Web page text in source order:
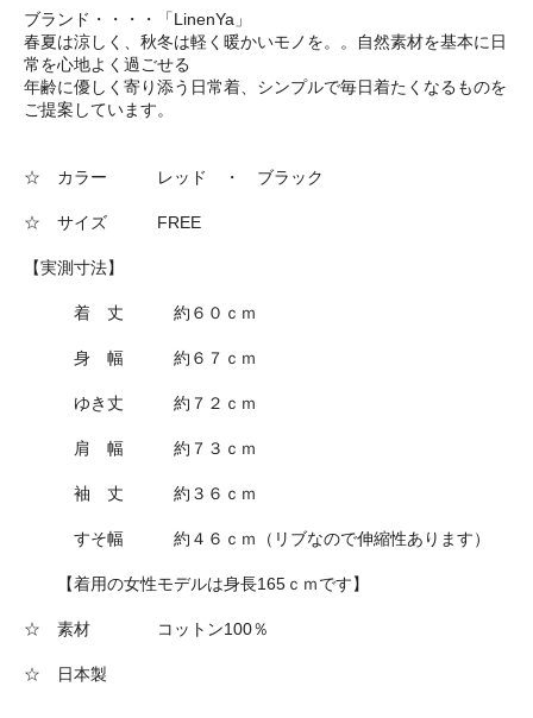
ブランド・・・・「LinenYa」
春夏は涼しく、秋冬は軽く暖かいモノを。。自然素材を基本に日
常を心地よく過ごせる
年齢に優しく寄り添う日常着、シンプルで毎日着たくなるものを
ご提案しています。
☆ カラー レッド ・ ブラック
☆ サイズ FREE
【実測寸法】
着 丈 約６０ｃｍ
身 幅 約６７ｃｍ
ゆき丈 約７２ｃｍ
肩 幅 約７３ｃｍ
袖 丈 約３６ｃｍ
すそ幅 約４６ｃｍ（リブなので伸縮性あります）
【着用の女性モデルは身長165ｃｍです】
☆ 素材 コットン100％
☆ 日本製